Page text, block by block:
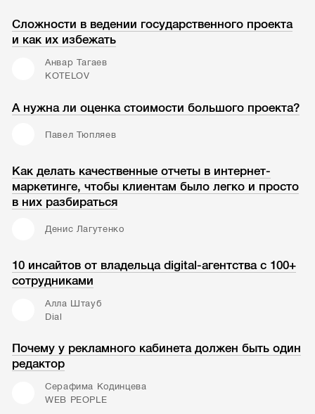
Сложности в ведении государственного проекта
и как их избежать
Анвар Тагаев
KOTELOV
А нужна ли оценка стоимости большого проекта?
Павел Тюпляев
Как делать качественные отчеты в интернет-
маркетинге, чтобы клиентам было легко и просто
в них разбираться
Денис Лагутенко
10 инсайтов от владельца digital-агентства с 100+
сотрудниками
Алла Штауб
Dial
Почему у рекламного кабинета должен быть один
редактор
Серафима Кодинцева
WEB PEOPLE